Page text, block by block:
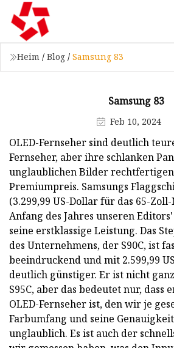
Heim / Blog / Samsung 83
Samsung 83
Feb 10, 2024
OLED-Fernseher sind deutlich
Fernseher, aber ihre schlanken
unglaublichen Bilder
Premiumpreis. Samsungs
(3.299,99 US-Dollar für das 65-
Anfang des Jahres unseren
seine erstklassige Leistung. Das
des Unternehmens, der S90C, ist
beeindruckend und mit 2.599,99
deutlich günstiger. Er ist nicht
S95C, aber das bedeutet nur, dass
OLED-Fernseher ist, den wir je
Farbumfang und seine
unglaublich. Es ist auch der